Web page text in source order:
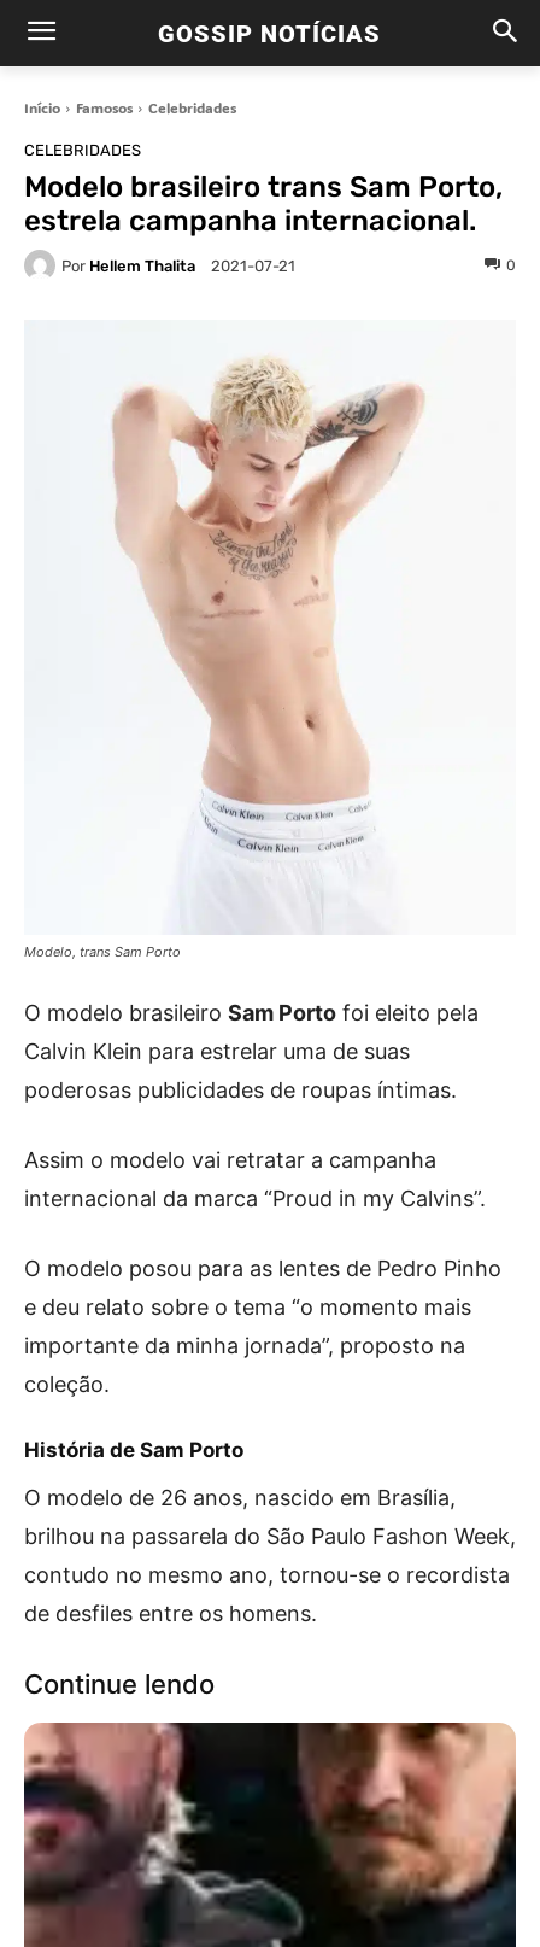
GOSSIP NOTÍCIAS
Início Famosos Celebridades
CELEBRIDADES
Modelo brasileiro trans Sam Porto,
estrela campanha internacional.
Por Hellem Thalita 2021-07-21 0
Modelo, trans Sam Porto
O modelo brasileiro Sam Porto foi eleito pela
Calvin Klein para estrelar uma de suas
poderosas publicidades de roupas íntimas.
Assim o modelo vai retratar a campanha
internacional da marca “Proud in my Calvins”.
O modelo posou para as lentes de Pedro Pinho
e deu relato sobre o tema “o momento mais
importante da minha jornada”, proposto na
coleção.
História de Sam Porto
O modelo de 26 anos, nascido em Brasília,
brilhou na passarela do São Paulo Fashon Week,
contudo no mesmo ano, tornou-se o recordista
de desfiles entre os homens.
Continue lendo